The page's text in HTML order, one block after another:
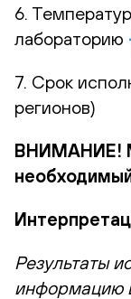
6.
лабораторию
7. Срок
регионов)
ВНИМАНИЕ!
Результаты
информацию